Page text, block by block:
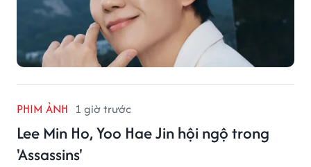
PHIM ẢNH 1 giờ trước
Lee Min Ho, Yoo Hae Jin hội ngộ trong
'Assassins'